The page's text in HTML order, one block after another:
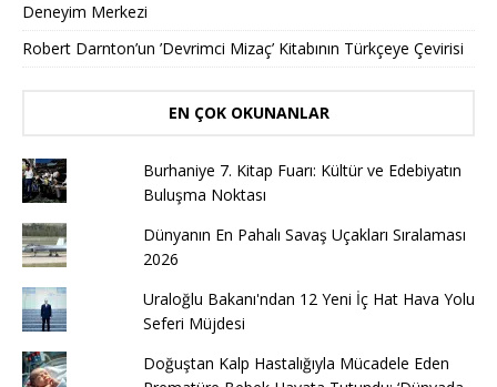
Deneyim Merkezi
Robert Darnton’un ’Devrimci Mizaç’ Kitabının Türkçeye Çevirisi
EN ÇOK OKUNANLAR
Burhaniye 7. Kitap Fuarı: Kültür ve Edebiyatın
Buluşma Noktası
Dünyanın En Pahalı Savaş Uçakları Sıralaması
2026
Uraloğlu Bakanı'ndan 12 Yeni İç Hat Hava Yolu
Seferi Müjdesi
Doğuştan Kalp Hastalığıyla Mücadele Eden